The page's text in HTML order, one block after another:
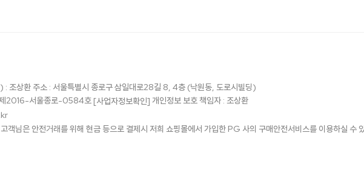
: 조상환 주소 : 서울특별시 종로구 삼일대로28길 8, 4층 (낙원동, 도로시빌딩)
제2016-서울종로-0584호 [사업자정보확인] 개인정보 보호 책임자 : 조상환
안전거래를 위해 현금 등으로 결제시 저희 쇼핑몰에서 가입한 PG 사의 구매안전서비스를 이용하실 수